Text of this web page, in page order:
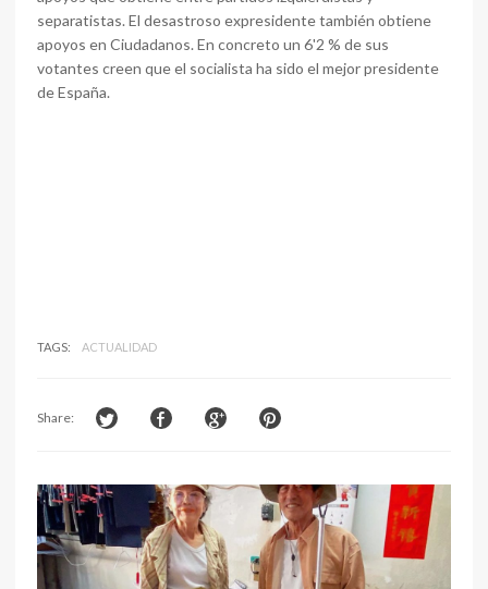
separatistas. El desastroso expresidente también obtiene
apoyos en Ciudadanos. En concreto un 6'2 % de sus
votantes creen que el socialista ha sido el mejor presidente
de España.
TAGS: ACTUALIDAD
Share: